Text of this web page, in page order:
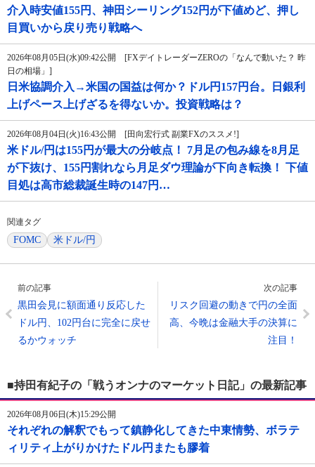
介入時安値155円、神田シーリング152円が下値めど、押し
目買いから戻り売り戦略へ
2026年08月05日(水)09:42公開 [FXデイトレーダーZEROの「なんで動いた？ 昨
日の相場」]
日米協調介入→米国の国益は何か？ドル円157円台。日銀利
上げペース上げざるを得ないか。投資戦略は？
2026年08月04日(火)16:43公開 [田向宏行式 副業FXのススメ!]
米ドル/円は155円が最大の分岐点！ 7月足の包み線を8月足
が下抜け、155円割れなら月足ダウ理論が下向き転換！ 下値
目処は高市総裁誕生時の147円…
関連タグ
FOMC 米ドル/円
前の記事
黒田会見に額面通り反応した
ドル円、102円台に完全に戻せ
るかウォッチ
次の記事
リスク回避の動きで円の全面
高、今晩は金融大手の決算に
注目！
■持田有紀子の「戦うオンナのマーケット日記」の最新記事
2026年08月06日(木)15:29公開
それぞれの解釈でもって鎮静化してきた中東情勢、ボラテ
ィリティ上がりかけたドル円またも膠着